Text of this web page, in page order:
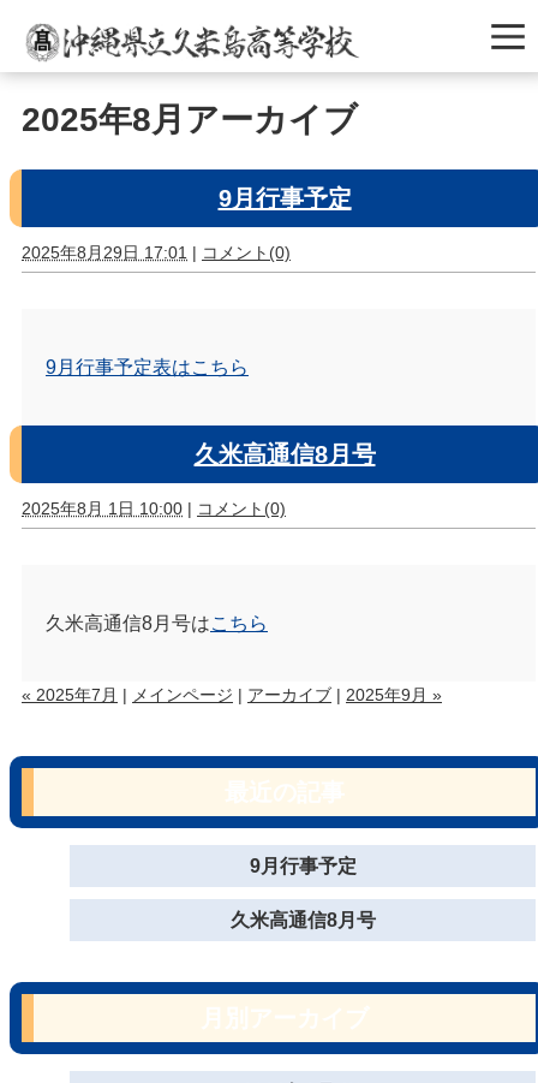
2025年8月アーカイブ
9月行事予定
2025年8月29日 17:01 | コメント(0)
9月行事予定表はこちら
久米高通信8月号
2025年8月 1日 10:00 | コメント(0)
久米高通信8月号はこちら
« 2025年7月 | メインページ | アーカイブ | 2025年9月 »
9月行事予定
久米高通信8月号